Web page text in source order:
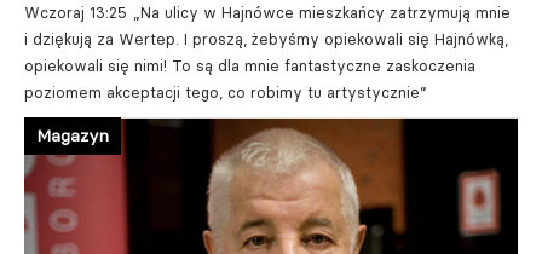
Wczoraj 13:25
„Na ulicy w Hajnówce mieszkańcy zatrzymują mnie
i dziękują za Wertep. I proszą, żebyśmy opiekowali się Hajnówką,
opiekowali się nimi! To są dla mnie fantastyczne zaskoczenia
poziomem akceptacji tego, co robimy tu artystycznie”
Magazyn